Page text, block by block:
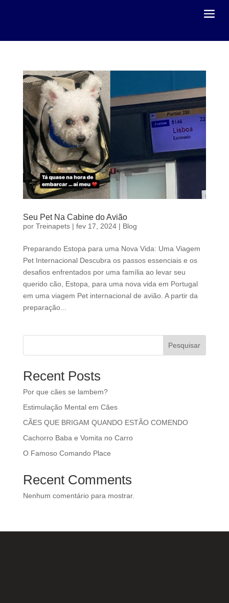
Seu Pet Na Cabine do Avião
por Treinapets| fev 17, 2024| Blog
Preparando Estopa para uma Nova Vida: Uma Viagem
Pet Internacional Descubra os passos essenciais e os
desafios enfrentados por uma família ao levar seu
querido cão, Estopa, para uma nova vida em Portugal
em uma viagem Pet internacional de avião. A partir da
preparação...
Pesquisar
Recent Posts
Por que cães se lambem?
Estimulação Mental em Cães
CÃES QUE BRIGAM QUANDO ESTÃO COMENDO
Cachorro Baba e Vomita no Carro
O Famoso Comando Place
Recent Comments
Nenhum comentário para mostrar.